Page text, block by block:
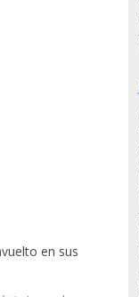
en sus